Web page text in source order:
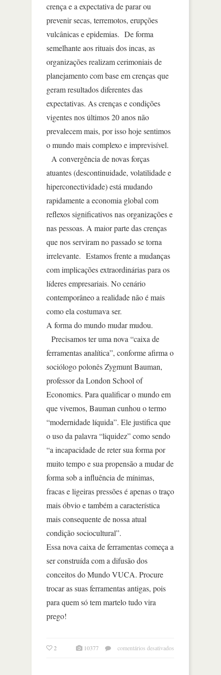
crença e a expectativa de parar ou
prevenir secas, terremotos, erupções
vulcânicas e epidemias. De forma
semelhante aos rituais dos incas, as
organizações realizam cerimoniais de
planejamento com base em crenças que
geram resultados diferentes das
expectativas. As crenças e condições
vigentes nos últimos 20 anos não
prevalecem mais, por isso hoje sentimos
o mundo mais complexo e imprevisível.
A convergência de novas forças
atuantes (descontinuidade, volatilidade e
hiperconectividade) está mudando
rapidamente a economia global com
reﬂexos significativos nas organizações e
nas pessoas. A maior parte das crenças
que nos serviram no passado se torna
irrelevante. Estamos frente a mudanças
com implicações extraordinárias para os
líderes empresariais. No cenário
contemporâneo a realidade não é mais
como ela costumava ser.
A forma do mundo mudar mudou.
Precisamos ter uma nova “caixa de
ferramentas analítica”, conforme afirma o
sociólogo polonês Zygmunt Bauman,
professor da London School of
Economics. Para qualificar o mundo em
que vivemos, Bauman cunhou o termo
“modernidade líquida”. Ele justifica que
o uso da palavra “liquidez” como sendo
“a incapacidade de reter sua forma por
muito tempo e sua propensão a mudar de
forma sob a inﬂuência de mínimas,
fracas e ligeiras pressões é apenas o traço
mais óbvio e também a característica
mais consequente de nossa atual
condição sociocultural”.
Essa nova caixa de ferramentas começa a
ser construída com a difusão dos
conceitos do Mundo VUCA. Procure
trocar as suas ferramentas antigas, pois
para quem só tem martelo tudo vira
prego!
2 10377 comentários desativados